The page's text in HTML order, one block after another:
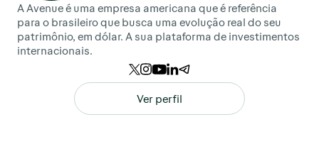
A Avenue é uma empresa americana que é referência
para o brasileiro que busca uma evolução real do seu
patrimônio, em dólar. A sua plataforma de investimentos
internacionais.
Ver perfil